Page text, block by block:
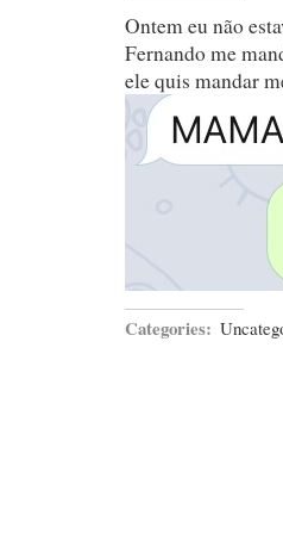
Ontem eu não
Fernando me
ele quis mandar
Categories: